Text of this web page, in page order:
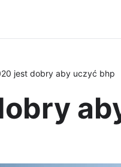
jest dobry aby uczyć bhp